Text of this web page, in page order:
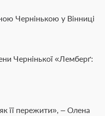
Чернінькою у Вінниці
Чернінької «Лемберґ:
її пережити», – Олена